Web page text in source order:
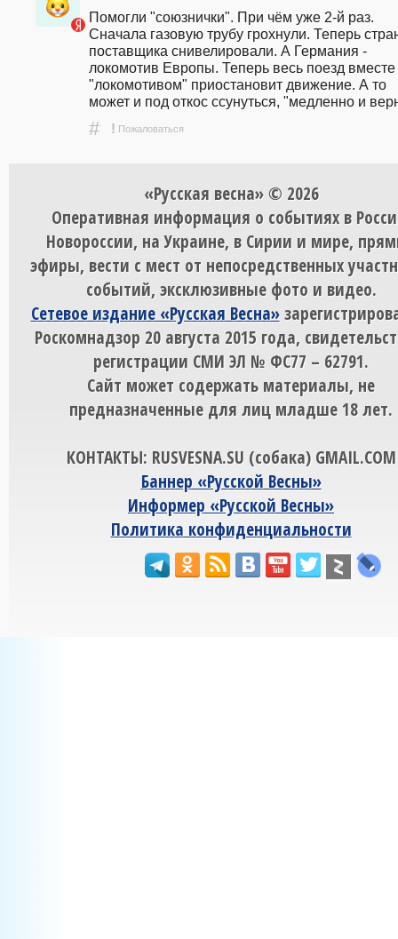
Помогли "союзнички". При чём уже 2-й раз.
Сначала газовую трубу грохнули. Теперь
поставщика снивелировали. А Германия -
локомотив Европы. Теперь весь поезд вместе
"локомотивом" приостановит движение. А то
может и под откос ссунуться, "медленно и
# ! Пожаловаться
«Русская весна» © 2026
Оперативная информация о событиях в
Новороссии, на Украине, в Сирии и мире,
эфиры, вести с мест от непосредственных
событий, эксклюзивные фото и видео.
Сетевое издание «Русская Весна»
Роскомнадзор 20 августа 2015 года,
регистрации СМИ ЭЛ № ФС77 – 62791.
Сайт может содержать материалы, не
предназначенные для лиц младше 18 лет.
КОНТАКТЫ: RUSVESNA.SU (собака) GMAIL.COM
Баннер «Русской Весны»
Информер «Русской Весны»
Политика конфиденциальности